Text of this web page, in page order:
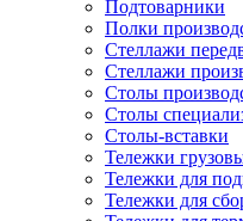
Подтоварники
Полки
Стеллажи
Стеллажи
Столы
Столы
Столы-вставки
Тележки
Тележки для
Тележки для